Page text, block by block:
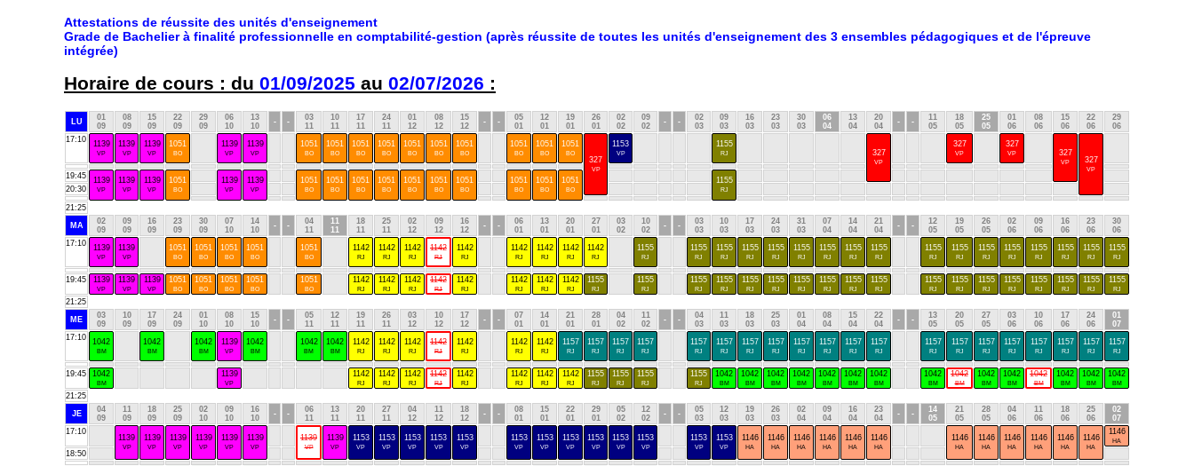
Attestations de réussite des unités d'enseignement
Grade de Bachelier à finalité professionnelle en comptabilité-gestion (après réussite de toutes les unités d'enseignement des 3 ensembles pédagogiques et de l'épreuve
intégrée)
Horaire de cours : du 01/09/2025 au 02/07/2026 :
LU
01
09
08
09
15
09
22
09
29
09
06
10
13
10
- -
03
11
10
11
17
11
24
11
01
12
08
12
15
12
- -
05
01
12
01
19
01
26
01
02
02
09
02
- -
02
03
09
03
16
03
23
03
30
03
06
04
13
04
20
04
- -
11
05
18
05
25
05
01
06
08
06
15
06
22
06
29
06
17:10
1139
VP
1139
VP
1139
VP
1051
BO
1139
VP
1139
VP
1051
BO
1051
BO
1051
BO
1051
BO
1051
BO
1051
BO
1051
BO
1051
BO
1051
BO
1051
BO
327
VP
1153
VP
1155
RJ 327
VP
327
VP
327
VP 327
VP 327
VP
19:45 1139
VP
1139
VP
1139
VP
1051
BO
1139
VP
1139
VP
1051
BO
1051
BO
1051
BO
1051
BO
1051
BO
1051
BO
1051
BO
1051
BO
1051
BO
1051
BO
1155
RJ
20:30
21:25
MA
02
09
09
09
16
09
23
09
30
09
07
10
14
10
- -
04
11
11
11
18
11
25
11
02
12
09
12
16
12
- -
06
01
13
01
20
01
27
01
03
02
10
02
- -
03
03
10
03
17
03
24
03
31
03
07
04
14
04
21
04
- -
12
05
19
05
26
05
02
06
09
06
16
06
23
06
30
06
17:10
1139
VP
1139
VP
1051
BO
1051
BO
1051
BO
1051
BO
1051
BO
1142
RJ
1142
RJ
1142
RJ
1142
RJ
1142
RJ
1142
RJ
1142
RJ
1142
RJ
1142
RJ
1155
RJ
1155
RJ
1155
RJ
1155
RJ
1155
RJ
1155
RJ
1155
RJ
1155
RJ
1155
RJ
1155
RJ
1155
RJ
1155
RJ
1155
RJ
1155
RJ
1155
RJ
1155
RJ
1155
RJ
19:45 1139
VP
1139
VP
1139
VP
1051
BO
1051
BO
1051
BO
1051
BO
1051
BO
1142
RJ
1142
RJ
1142
RJ
1142
RJ
1142
RJ
1142
RJ
1142
RJ
1142
RJ
1155
RJ
1155
RJ
1155
RJ
1155
RJ
1155
RJ
1155
RJ
1155
RJ
1155
RJ
1155
RJ
1155
RJ
1155
RJ
1155
RJ
1155
RJ
1155
RJ
1155
RJ
1155
RJ
1155
RJ
1155
RJ
21:25
ME
03
09
10
09
17
09
24
09
01
10
08
10
15
10
- -
05
11
12
11
19
11
26
11
03
12
10
12
17
12
- -
07
01
14
01
21
01
28
01
04
02
11
02
- -
04
03
11
03
18
03
25
03
01
04
08
04
15
04
22
04
- -
13
05
20
05
27
05
03
06
10
06
17
06
24
06
01
07
17:10
1042
BM
1042
BM
1042
BM
1139
VP
1042
BM
1042
BM
1042
BM
1142
RJ
1142
RJ
1142
RJ
1142
RJ
1142
RJ
1142
RJ
1142
RJ
1157
RJ
1157
RJ
1157
RJ
1157
RJ
1157
RJ
1157
RJ
1157
RJ
1157
RJ
1157
RJ
1157
RJ
1157
RJ
1157
RJ
1157
RJ
1157
RJ
1157
RJ
1157
RJ
1157
RJ
1157
RJ
1157
RJ
1157
RJ
19:45 1042
BM
1139
VP
1142
RJ
1142
RJ
1142
RJ
1142
RJ
1142
RJ
1142
RJ
1142
RJ
1142
RJ
1155
RJ
1155
RJ
1155
RJ
1155
RJ
1042
BM
1042
BM
1042
BM
1042
BM
1042
BM
1042
BM
1042
BM
1042
BM
1042
BM
1042
BM
1042
BM
1042
BM
1042
BM
1042
BM
1042
BM
21:25
JE
04
09
11
09
18
09
25
09
02
10
09
10
16
10
- -
06
11
13
11
20
11
27
11
04
12
11
12
18
12
- -
08
01
15
01
22
01
29
01
05
02
12
02
- -
05
03
12
03
19
03
26
03
02
04
09
04
16
04
23
04
- -
14
05
21
05
28
05
04
06
11
06
18
06
25
06
02
07
17:10
1139
VP
1139
VP
1139
VP
1139
VP
1139
VP
1139
VP
1139
VP
1139
VP
1153
VP
1153
VP
1153
VP
1153
VP
1153
VP
1153
VP
1153
VP
1153
VP
1153
VP
1153
VP
1153
VP
1153
VP
1153
VP
1146
HA
1146
HA
1146
HA
1146
HA
1146
HA
1146
HA
1146
HA
1146
HA
1146
HA
1146
HA
1146
HA
1146
HA
1146
HA
18:50